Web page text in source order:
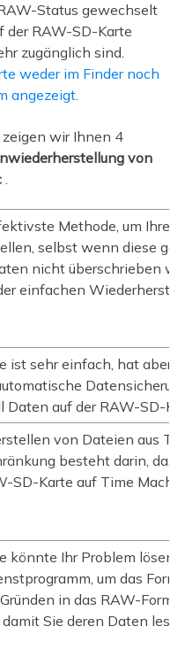
Status gewechselt
der RAW-SD-Karte
zugänglich sind.
weder im Finder noch
angezeigt.
zeigen wir Ihnen 4
von
.
Methode, um Ihre
selbst wenn diese
nicht überschrieben
einfachen
ist sehr einfach, hat aber
Daten auf der RAW-SD-
von Dateien aus
besteht darin,
SD-Karte auf Time
könnte Ihr Problem lösen:
um das
in das RAW-
Sie deren Daten